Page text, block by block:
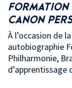
FORMATION
CANON
À l’occasion de
autobiographie
Philharmonie,